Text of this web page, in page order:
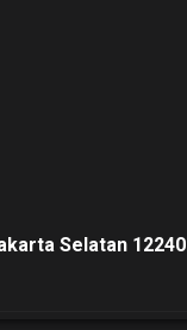
Selatan 12240